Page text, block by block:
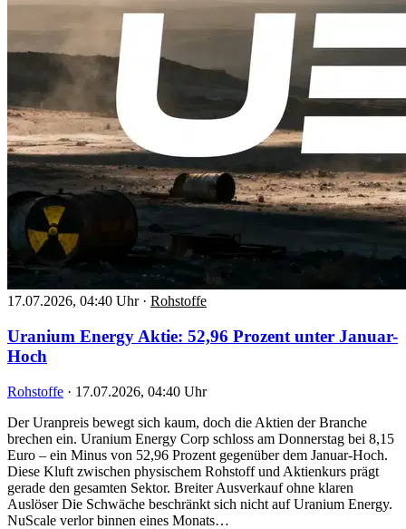
17.07.2026, 04:40 Uhr · Rohstoffe
Uranium Energy Aktie: 52,96 Prozent unter Januar-
Hoch
Rohstoffe · 17.07.2026, 04:40 Uhr
Der Uranpreis bewegt sich kaum, doch die Aktien der Branche
brechen ein. Uranium Energy Corp schloss am Donnerstag bei 8,15
Euro – ein Minus von 52,96 Prozent gegenüber dem Januar-Hoch.
Diese Kluft zwischen physischem Rohstoff und Aktienkurs prägt
gerade den gesamten Sektor. Breiter Ausverkauf ohne klaren
Auslöser Die Schwäche beschränkt sich nicht auf Uranium Energy.
NuScale verlor binnen eines Monats…